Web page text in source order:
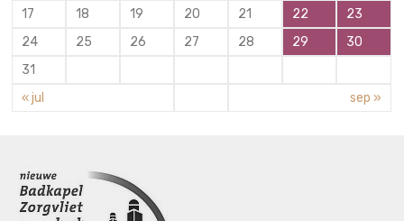
17
18 19 20 21 22
23
24
25 26 27 28 29
30
31
« jul
sep »